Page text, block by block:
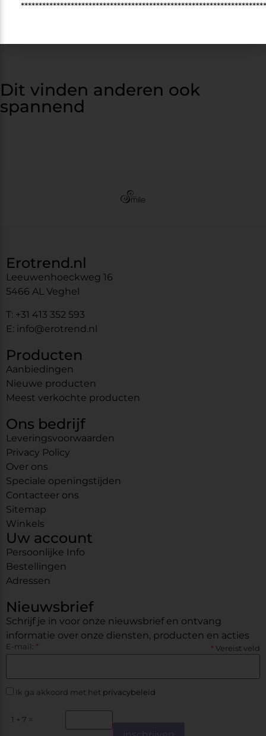
Dit vinden anderen ook
spannend
Erotrend.nl
Leeuwenhoeckweg 16
5466 AL Veghel
T: +31 413 352 593
E: info@erotrend.nl
Producten
Aanbiedingen
Nieuwe producten
Meest verkochte producten
Ons bedrijf
Leveringsvoorwaarden
Privacy Policy
Over ons
Speciale openingstijden
Contacteer ons
Sitemap
Winkels
Uw account
Persoonlijke Info
Bestellingen
Adressen
Nieuwsbrief
Schrijf je in voor onze nieuwsbrief en ontvang
informatie over onze diensten, producten en acties
* Vereist veld
E-mail: *
Ik ga akkoord met het privacybeleid
1 + 7 =